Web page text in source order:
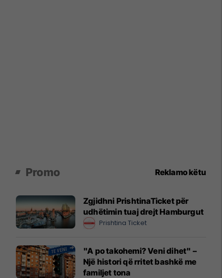
Promo Reklamo këtu
Zgjidhni PrishtinaTicket për
udhëtimin tuaj drejt Hamburgut
Prishtina Ticket
"A po takohemi? Veni dihet" –
Një histori që rritet bashkë me
familjet tona